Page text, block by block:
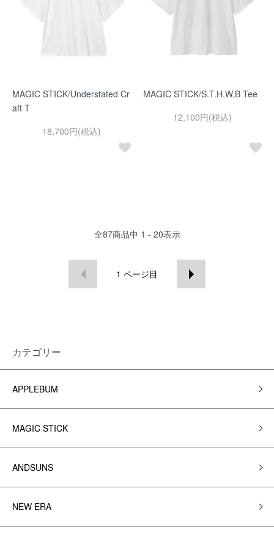
MAGIC STICK/Understated Cr
aft T
18,700円(税込)
MAGIC STICK/S.T.H.W.B Tee
12,100円(税込)
全87商品中 1 - 20表示
1 ページ目
カテゴリー
APPLEBUM
MAGIC STICK
ANDSUNS
NEW ERA